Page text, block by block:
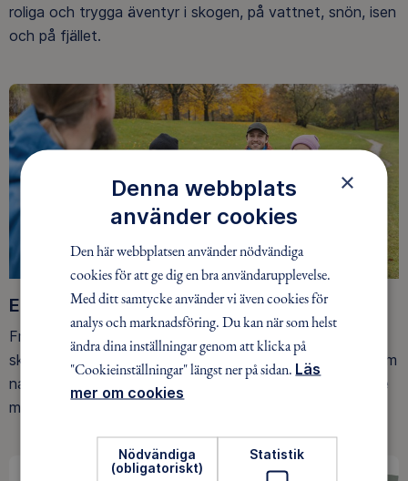
roliga och trygga äventyr i skogen, på vattnet, snön, isen
och på fjället.
Ett friluftsliv för alla
Friluftsfrämjandet arbetar för att så många som möjligt
ska upptäcka den rörelseglädje och de hälsoeffekter som
naturen ger. Som medlem bidrar du också till vårt arbete
med att skydda allemansrätten.
×
Denna webbplats
använder cookies
Den här webbplatsen använder nödvändiga
cookies för att ge dig en bra användarupplevelse.
Med ditt samtycke använder vi även cookies för
analys och marknadsföring. Du kan när som helst
ändra dina inställningar genom att klicka på
"Cookieinställningar" längst ner på sidan. Läs
mer om cookies
Nödvändiga
(obligatoriskt)
Statistik